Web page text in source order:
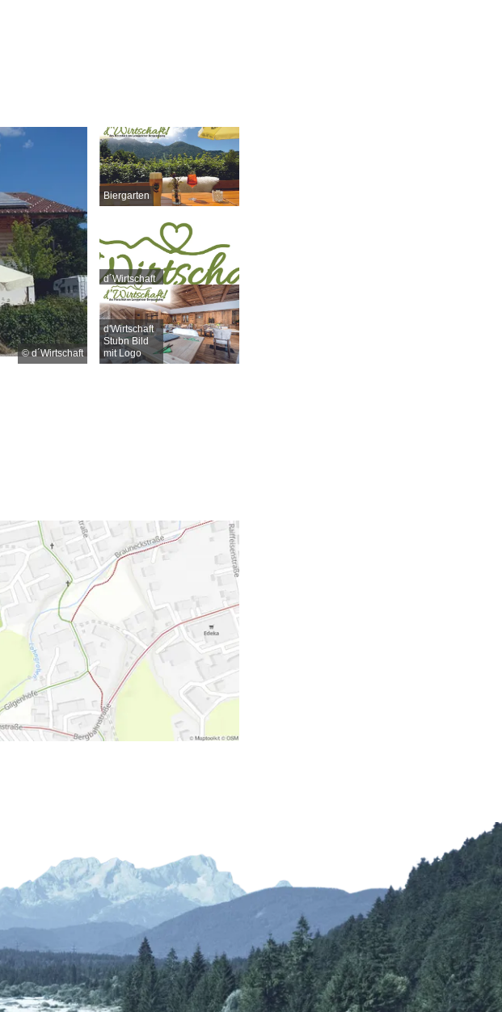
© d´Wirtschaft
Biergarten
d´Wirtschaft
Logo
d'Wirtschaft
Stubn Bild
mit Logo